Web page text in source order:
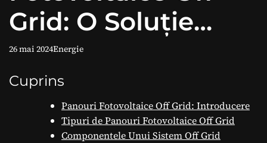
Grid: O Soluție
pentru Energie
Regenerabilă
26 mai 2024Energie
Cuprins
Panouri Fotovoltaice Off Grid: Introducere
Tipuri de Panouri Fotovoltaice Off Grid
Componentele Unui Sistem Off Grid